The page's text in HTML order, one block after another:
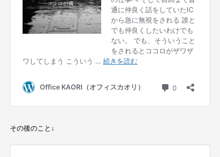
その後のこと↓